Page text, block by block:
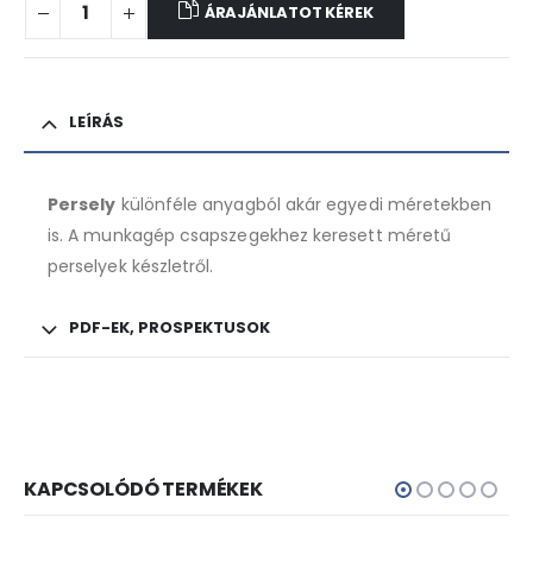
ÁRAJÁNLATOT KÉREK
LEÍRÁS
Persely különféle anyagból akár egyedi méretekben
is. A munkagép csapszegekhez keresett méretű
perselyek készletről.
PDF-EK, PROSPEKTUSOK
KAPCSOLÓDÓ TERMÉKEK